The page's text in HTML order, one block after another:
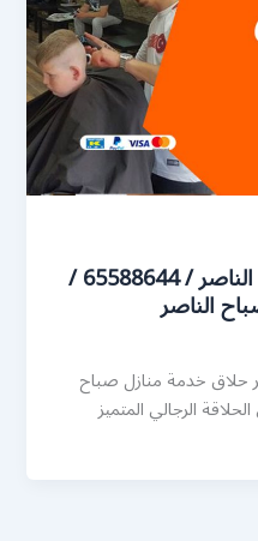
صالون رجالي متنقل صباح الناصر / 65588644 /
الناصر
حلاق خدمة منازل صباح
الرجالي المتميز